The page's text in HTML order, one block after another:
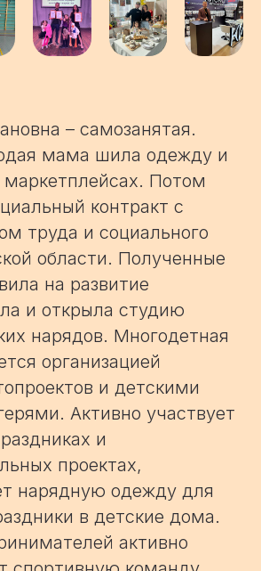
– самозанятая.
мама шила одежду и
маркетплейсах. Потом
контракт с
труда и социального
области. Полученные
на развитие
и открыла студию
нарядов. Многодетная
организацией
и детскими
Активно участвует
и
проектах,
нарядную одежду для
в детские дома.
активно